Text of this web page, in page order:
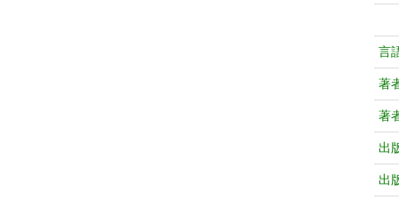
言
著
著
出
出